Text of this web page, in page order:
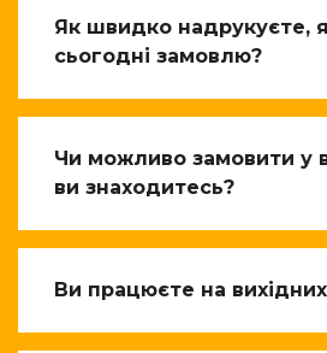
Як швидко надрукуєте,
сьогодні замовлю?
Чи можливо замовити у
ви знаходитесь?
Ви працюєте на